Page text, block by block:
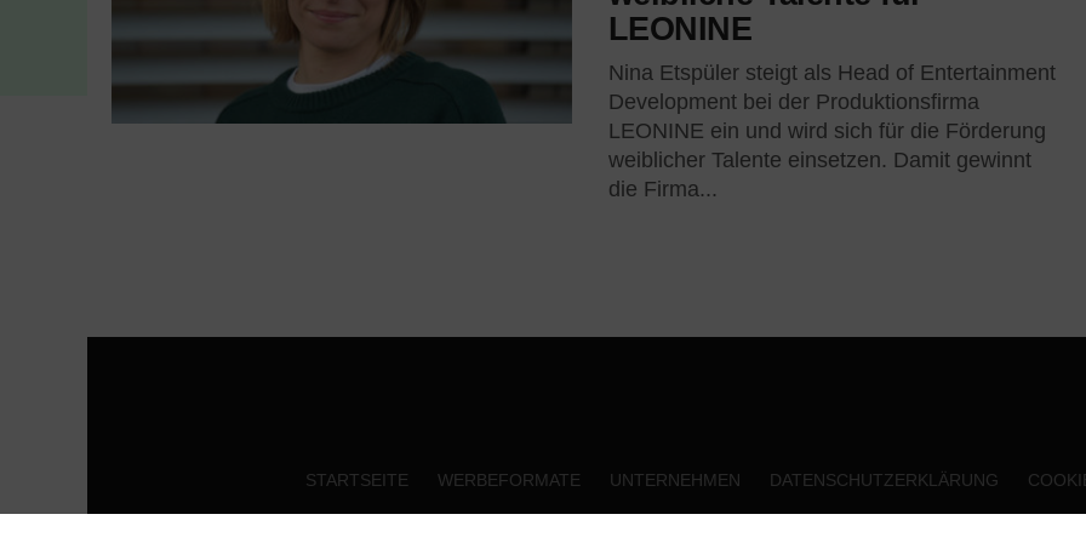
LEONINE
Nina Etspüler steigt als Head of Entertainment
Development bei der Produktionsfirma
LEONINE ein und wird sich für die Förderung
weiblicher Talente einsetzen. Damit gewinnt
die Firma...
STARTSEITE WERBEFORMATE UNTERNEHMEN DATENSCHUTZERKLÄRUNG